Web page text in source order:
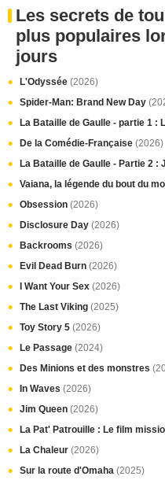
Les secrets de
plus populaires
jours
L'Odyssée (2026)
Spider-Man: Brand New Day
La Bataille de Gaulle - partie 1 :
De la Comédie-Française (2026)
La Bataille de Gaulle - Partie 2 :
Vaiana, la légende du bout du
Obsession (2026)
Disclosure Day (2026)
Backrooms (2026)
Evil Dead Burn (2026)
I Want Your Sex (2026)
The Last Viking (2025)
Toy Story 5 (2026)
Le Passage (2024)
Des Minions et des monstres
In Waves (2026)
Jim Queen (2026)
La Pat' Patrouille : Le film
La Chaleur (2026)
Sur la route d'Omaha (2025)